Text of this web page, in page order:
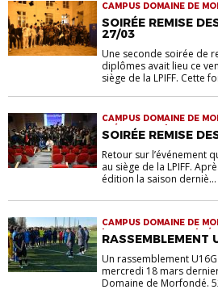
CAMPUS DOMAINE DE
FORMATION
LIGUE
SOIRÉE REMISE
27/03
Une seconde soirée de
diplômes avait lieu ce
siège de la LPIFF. Cette
CAMPUS DOMAINE DE
EVÉNEMENTS |
SOIRÉE REMISE
Retour sur l’événement
au siège de la LPIFF.
édition la saison derniè...
CAMPUS DOMAINE DE
| RASSEMBLEMENTS |
RASSEMBLEMENT
Un rassemblement
mercredi 18 mars
Domaine de Morfondé.